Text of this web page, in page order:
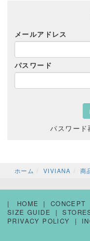
メールアドレス
パスワード
パスワード
ホーム
VIVIANA 商
HOME CONCEPT
SIZE GUIDE
PRIVACY POLICY